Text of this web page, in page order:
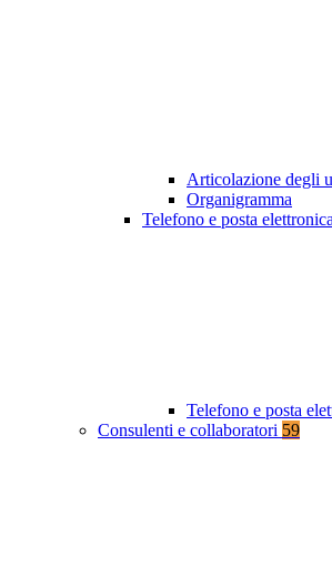
Articolazione degli
Organigramma
Telefono e posta elettronica
Telefono e posta
Consulenti e collaboratori 59